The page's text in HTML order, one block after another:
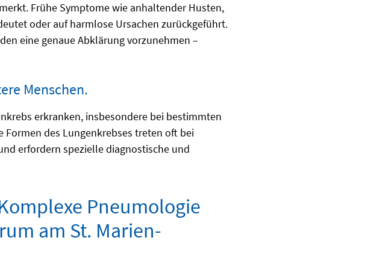
Frühe Symptome wie anhaltender Husten,
oder auf harmlose Ursachen zurückgeführt.
eine genaue Abklärung vorzunehmen –
Menschen.
erkranken, insbesondere bei bestimmten
Formen des Lungenkrebses treten oft bei
erfordern spezielle diagnostische und
Pneumologie
am St. Marien-